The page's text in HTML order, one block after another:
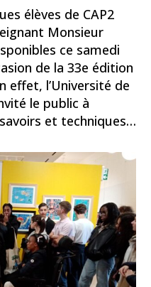
élèves de CAP2
Monsieur
ce samedi
de la 33e édition
effet, l’Université de
le public à
et techniques…